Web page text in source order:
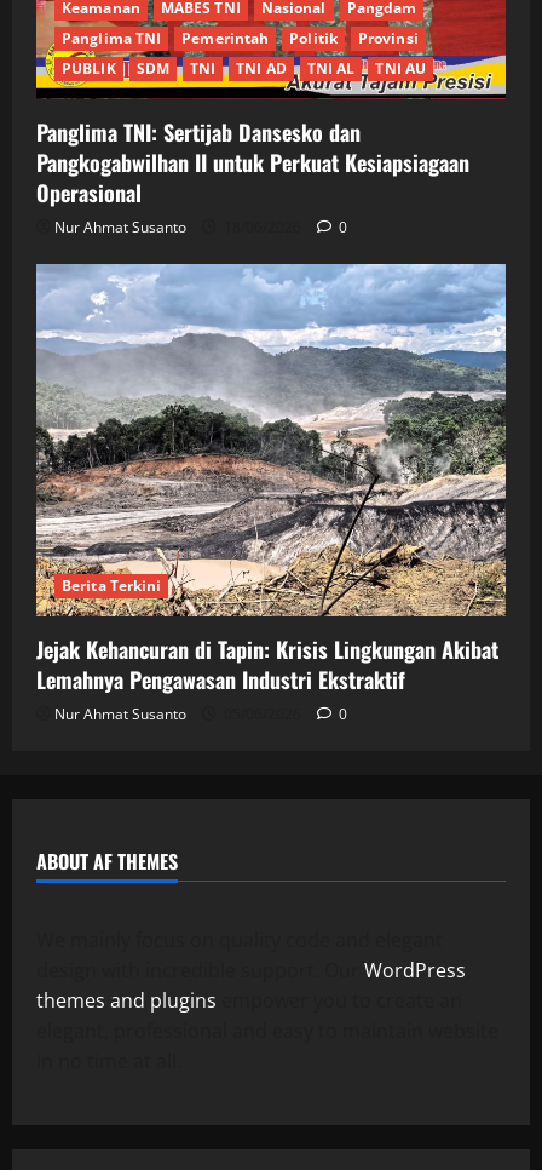
Keamanan
MABES TNI Nasional
Pangdam
Panglima TNI
Pemerintah Politik
Provinsi
PUBLIK
SDM TNI TNI AD TNI AL TNI AU
Panglima TNI: Sertijab Dansesko dan
Pangkogabwilhan II untuk Perkuat Kesiapsiagaan
Operasional
Nur Ahmat Susanto 0
Berita Terkini
Jejak Kehancuran di Tapin: Krisis Lingkungan Akibat
Lemahnya Pengawasan Industri Ekstraktif
Nur Ahmat Susanto 0
ABOUT AF THEMES
WordPress
themes and plugins